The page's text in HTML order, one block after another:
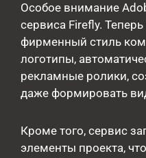
Особое внимание
сервиса Firefly.
фирменный стиль
логотипы,
рекламные ролики,
даже формировать
Кроме того, сервис
элементы проекта,